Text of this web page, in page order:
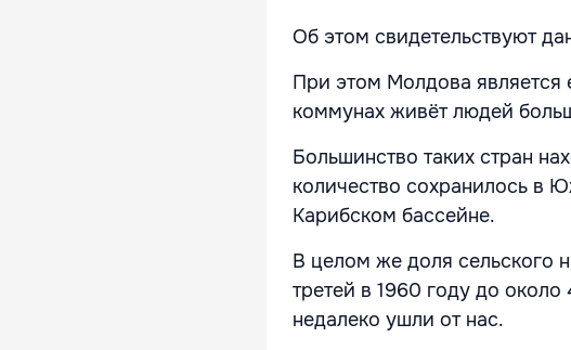
Об этом свидетельствуют
При этом Молдова является
коммунах живёт людей
Большинство таких стран
количество сохранилось в
Карибском бассейне.
В целом же доля сельского
третей в 1960 году до
недалеко ушли от нас.